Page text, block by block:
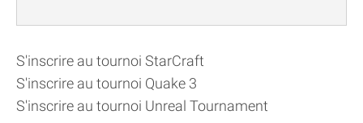
S'inscrire au tournoi StarCraft
S'inscrire au tournoi Quake 3
S'inscrire au tournoi Unreal Tournament